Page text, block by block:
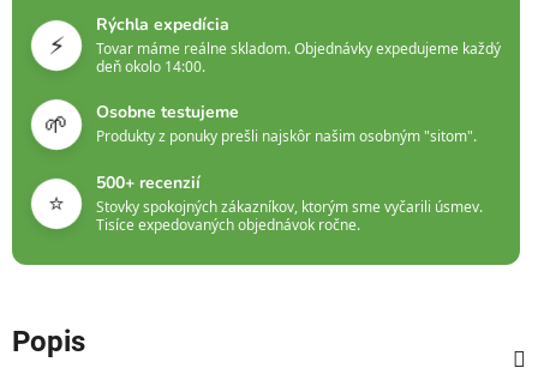
⚡
Rýchla expedícia
Tovar máme reálne skladom. Objednávky expedujeme každý
deň okolo 14:00.
🌱 Osobne testujeme
Produkty z ponuky prešli najskôr našim osobným "sitom".
⭐
500+ recenzií
Stovky spokojných zákazníkov, ktorým sme vyčarili úsmev.
Tisíce expedovaných objednávok ročne.
Popis